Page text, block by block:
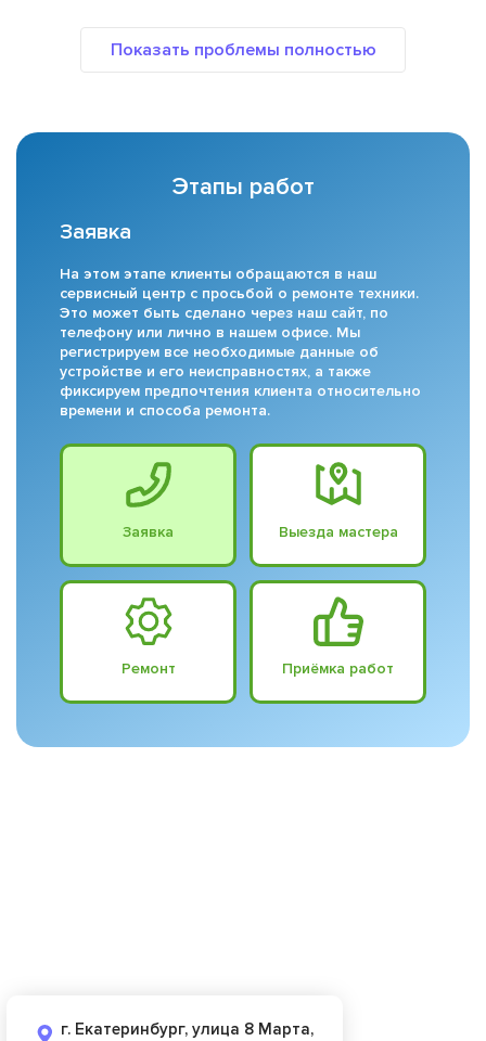
Этапы работ
Заявка
На этом этапе клиенты обращаются в наш
сервисный центр с просьбой о ремонте техники.
Это может быть сделано через наш сайт, по
телефону или лично в нашем офисе. Мы
регистрируем все необходимые данные об
устройстве и его неисправностях, а также
фиксируем предпочтения клиента относительно
времени и способа ремонта.
Заявка Выезда мастера
Ремонт Приёмка работ
г. Екатеринбург, улица 8 Марта,